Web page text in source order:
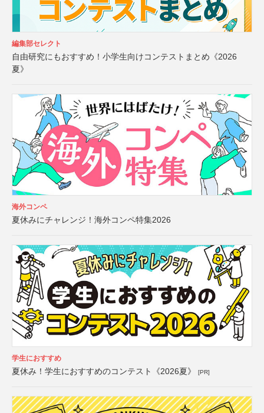
編集部セレクト
自由研究にもおすすめ！小学生向けコンテストまとめ《2026
夏》
海外コンペ
夏休みにチャレンジ！海外コンペ特集2026
学生におすすめ
夏休み！学生におすすめのコンテスト《2026夏》 [PR]